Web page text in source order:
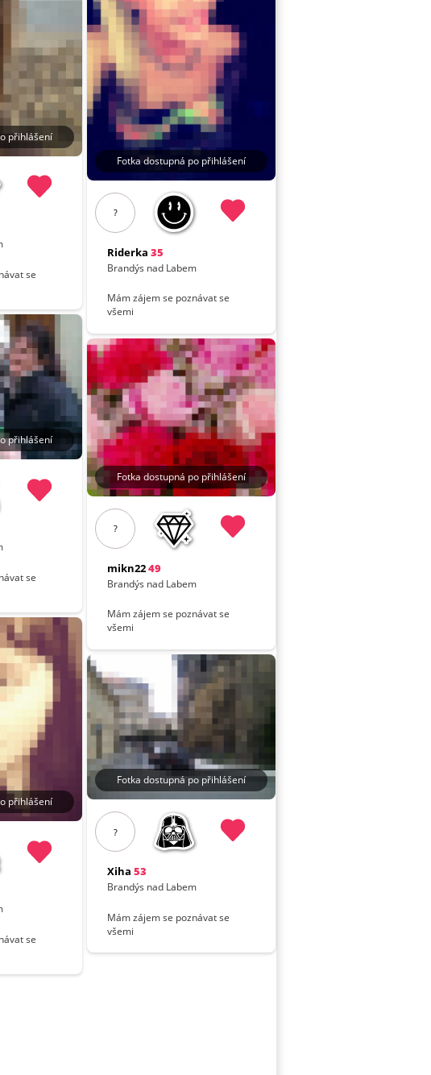
přihlášení
se
přihlášení
se
přihlášení
se
Fotka dostupná po přihlášení
?
Riderka 35
Brandýs nad Labem
Mám zájem se poznávat se
všemi
Fotka dostupná po přihlášení
?
mikn2249
Brandýs nad Labem
Mám zájem se poznávat se
všemi
Fotka dostupná po přihlášení
?
Xiha 53
Brandýs nad Labem
Mám zájem se poznávat se
všemi